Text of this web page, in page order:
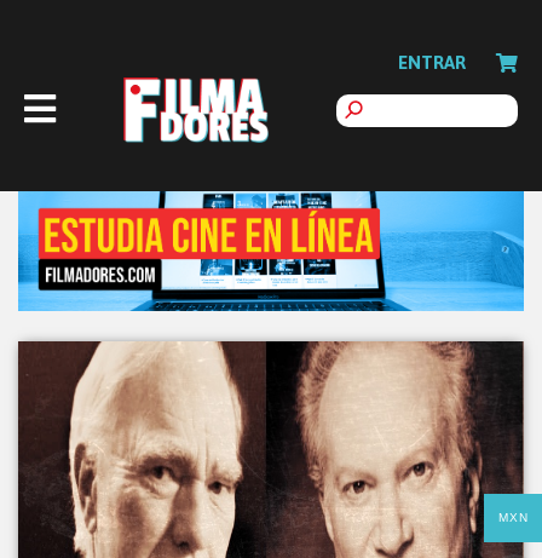
ENTRAR
MXN